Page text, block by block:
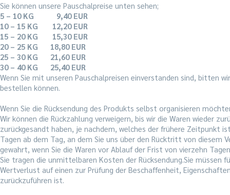
Sie können unsere Pauschalpreise unten sehen;
5 – 10 KG 9,40 EUR
10 – 15 KG 12,20 EUR
15 – 20 KG 15,30 EUR
20 – 25 KG 18,80 EUR
25 – 30 KG 21,60 EUR
30 – 40 KG 25,40 EUR
Wenn Sie mit unseren Pauschalpreisen einverstanden sind, bitten
bestellen können.
Wenn Sie die Rücksendung des Produkts selbst organisieren
Wir können die Rückzahlung verweigern, bis wir die Waren wieder
zurückgesandt haben, je nachdem, welches der frühere Zeitpunkt
Tagen ab dem Tag, an dem Sie uns über den Rücktritt von
gewahrt, wenn Sie die Waren vor Ablauf der Frist von vierzehn
Sie tragen die unmittelbaren Kosten der Rücksendung.Sie müssen
Wertverlust auf einen zur Prüfung der Beschaffenheit,
zurückzuführen ist.